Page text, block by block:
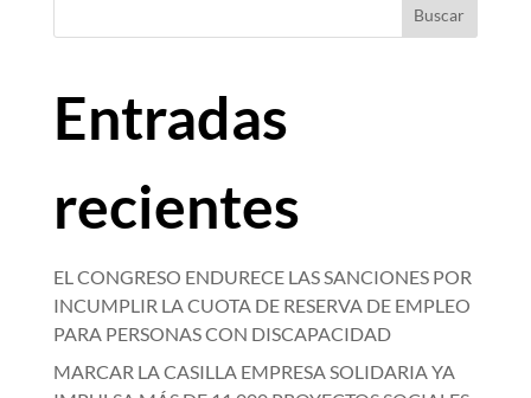
Buscar
Entradas
recientes
EL CONGRESO ENDURECE LAS SANCIONES POR
INCUMPLIR LA CUOTA DE RESERVA DE EMPLEO
PARA PERSONAS CON DISCAPACIDAD
MARCAR LA CASILLA EMPRESA SOLIDARIA YA